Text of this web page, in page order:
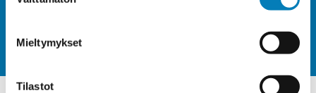
Mieltymykset
Tilastot